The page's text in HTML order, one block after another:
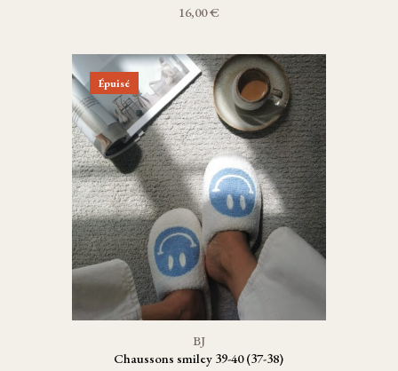
16,00 €
Épuisé
BJ
Chaussons smiley 39-40 (37-38)